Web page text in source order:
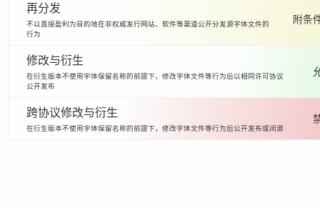
再分发
不以直接盈利为目的地在非权威发行网站、软件等渠道公开分发源字体文件的
行为
附条
修改与衍生
在衍生版本不使用字体保留名称的前提下，修改字体文件等行为后以相同许可协议
公开发布
跨协议修改与衍生
在衍生版本不使用字体保留名称的前提下，修改字体文件等行为后公开发布或闭源